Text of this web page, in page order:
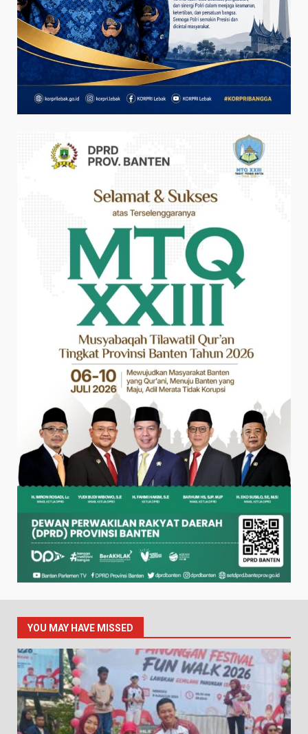
YOU MAY HAVE MISSED